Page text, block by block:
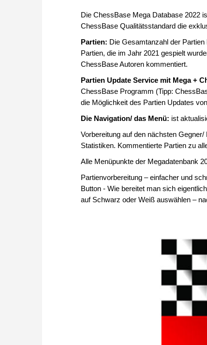
Die ChessBase Mega Database 2022
ChessBase Qualitätsstandard die
Partien: Die Gesamtanzahl der
Partien, die im Jahr 2021 gespielt
ChessBase Autoren kommentiert.
Partien Update Service mit Mega +
ChessBase Programm (Tipp:
die Möglichkeit des Partien Updates
Die Navigation/ das Menü: ist
Vorbereitung auf den nächsten
Statistiken. Kommentierte Partien zu
Alle Menüpunkte der Megadatenbank
Partienvorbereitung – einfacher und
Button - Wie bereitet man sich
auf Schwarz oder Weiß auswählen –